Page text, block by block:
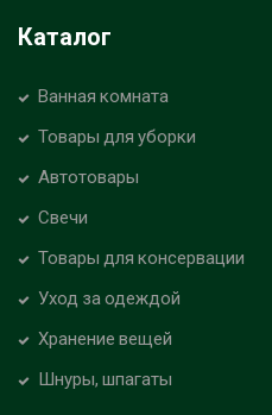
Каталог
Ванная комната
Товары для уборки
Автотовары
Свечи
Товары для консервации
Уход за одеждой
Хранение вещей
Шнуры, шпагаты